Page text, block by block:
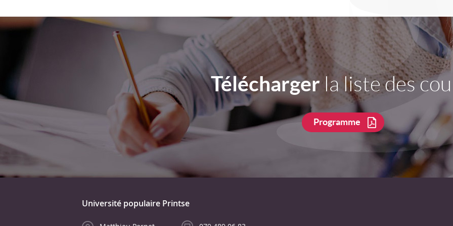
Télécharger la liste des
Programme
Université populaire Printse